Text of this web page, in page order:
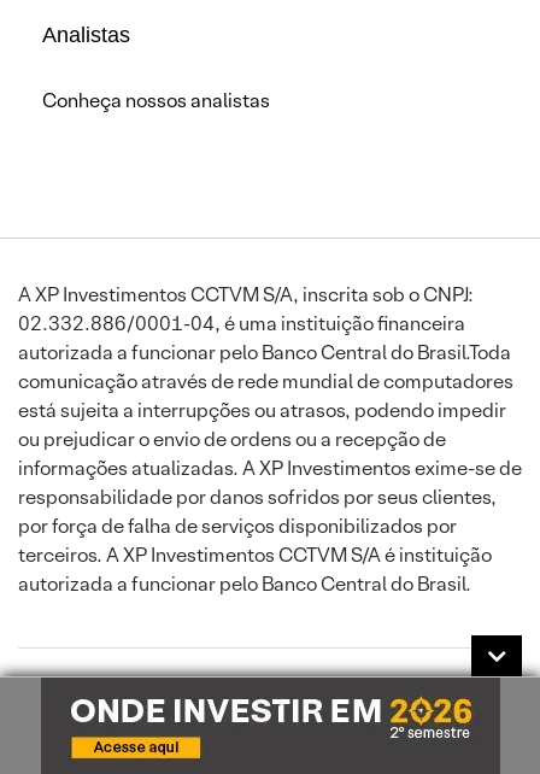
Analistas
Conheça nossos analistas
A XP Investimentos CCTVM S/A, inscrita sob o CNPJ:
02.332.886/0001-04, é uma instituição financeira
autorizada a funcionar pelo Banco Central do Brasil.Toda
comunicação através de rede mundial de computadores
está sujeita a interrupções ou atrasos, podendo impedir
ou prejudicar o envio de ordens ou a recepção de
informações atualizadas. A XP Investimentos exime-se de
responsabilidade por danos sofridos por seus clientes,
por força de falha de serviços disponibilizados por
terceiros. A XP Investimentos CCTVM S/A é instituição
autorizada a funcionar pelo Banco Central do Brasil.